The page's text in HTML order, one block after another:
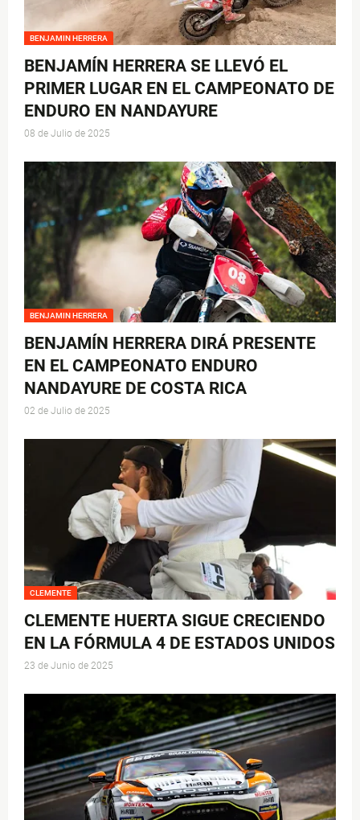
BENJAMIN HERRERA
BENJAMÍN HERRERA SE LLEVÓ EL
PRIMER LUGAR EN EL CAMPEONATO DE
ENDURO EN NANDAYURE
08 de Julio de 2025
BENJAMIN HERRERA
BENJAMÍN HERRERA DIRÁ PRESENTE
EN EL CAMPEONATO ENDURO
NANDAYURE DE COSTA RICA
02 de Julio de 2025
CLEMENTE
CLEMENTE HUERTA SIGUE CRECIENDO
EN LA FÓRMULA 4 DE ESTADOS UNIDOS
23 de Junio de 2025